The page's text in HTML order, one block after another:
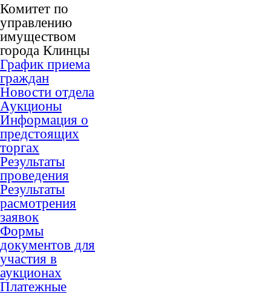
Комитет по
управлению
имуществом
города Клинцы
График приема
граждан
Новости отдела
Аукционы
Информация о
предстоящих
торгах
Результаты
проведения
Результаты
расмотрения
заявок
Формы
документов для
участия в
аукционах
Платежные